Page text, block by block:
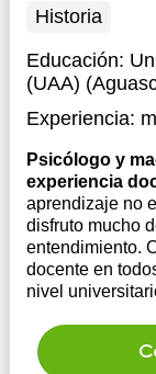
Historia
Educación:
(UAA)
Experiencia:
Psicólogo y
experiencia
aprendizaje no
disfruto mucho
entendimiento.
docente en
nivel